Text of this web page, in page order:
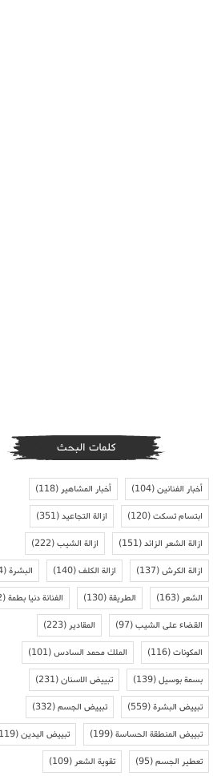
كلمات البحث
أخبار الفنانين(104) أخبار المشاهير(118)
ابتسام تسكت(120) ازالة التجاعيد(351)
ازالة الشعر الزائد(151) ازالة الشيب(222)
ازالة الكرش(137) ازالة الكلف(140) البشرة(194)
الشعر(163) الطريقة(130) الفنانة دنيا بطمة(142)
القضاء على الشيب(97) المقادير(223)
المكونات(116) الملك محمد السادس(101)
بسمة بوسيل(139) تبييض الاسنان(231)
تبييض البشرة(559) تبييض الجسم(332)
تبييض المنطقة الحساسة(199) تبييض اليدين(119)
تعطير الجسم(95) تقوية الشعر(109)